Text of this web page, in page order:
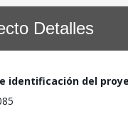
Detalles
identificación del